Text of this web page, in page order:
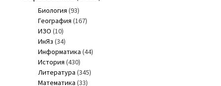
Биология (93)
География (167)
ИЗО (10)
ИнЯз (34)
Информатика (44)
История (430)
Литература (345)
Математика (33)